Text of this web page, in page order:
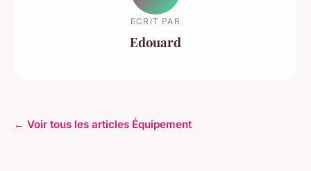
ECRIT PAR
Edouard
← Voir tous les articles Équipement